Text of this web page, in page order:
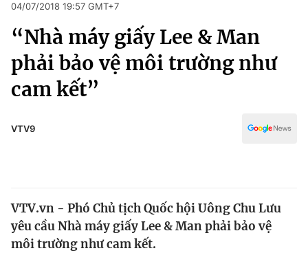
Chuyên mục
Chính trị
Thế giới
Xã hội
Pháp luật
Thể thao
Truyền hình
04/07/2018 19:57 GMT+7
“Nhà máy giấy Lee & Man
phải bảo vệ môi trường như
cam kết”
VTV9
VTV.vn - Phó Chủ tịch Quốc hội Uông Chu Lưu
yêu cầu Nhà máy giấy Lee & Man phải bảo vệ
môi trường như cam kết.